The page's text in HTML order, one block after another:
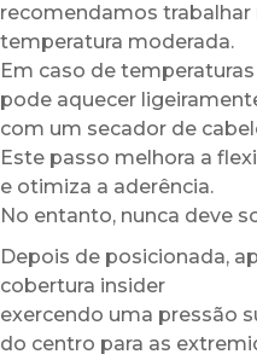
recomendamos
temperatura moderada.
Em caso de
pode aquecer
com um secador de
Este passo melhora a
e otimiza a aderência.
No entanto, nunca deve
Depois de posicionada,
cobertura insider
exercendo uma pressão
do centro para as